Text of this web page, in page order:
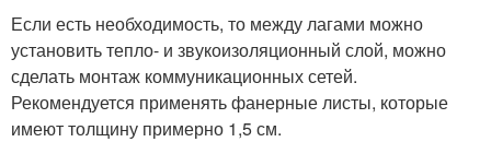
Если есть необходимость, то между лагами можно
установить тепло- и звукоизоляционный слой, можно
сделать монтаж коммуникационных сетей.
Рекомендуется применять фанерные листы, которые
имеют толщину примерно 1,5 см.